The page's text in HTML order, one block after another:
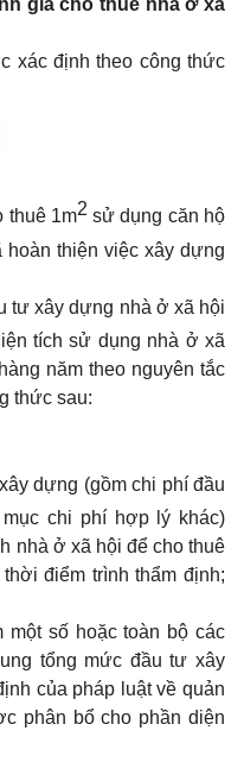
giá cho thuê nhà ở xã
xác định theo công thức
thuê 1m2 sử dụng căn hộ
thiện việc xây dựng
tư xây dựng nhà ở xã hội
tích sử dụng nhà ở xã
năm theo nguyên tắc
thức sau:
dựng (gồm chi phí đầu
chi phí hợp lý khác)
nhà ở xã hội để cho thuê
điểm trình thẩm định;
số hoặc toàn bộ các
tổng mức đầu tư xây
của pháp luật về quản
phân bổ cho phần diện